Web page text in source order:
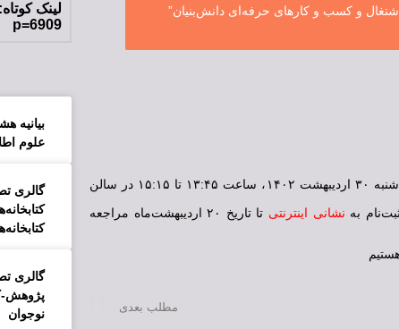
و کسب و کارهای حرفه‌ای دانش‌بنیان”
نشست کتابخانه‌های پزشکی کنگره هفتم متخصصان علوم اطلاعات، در روز شنبه ۳۰ اردیبهشت ۱۴۰۲، ساعت ۱۳:۴۵ تا ۱۵:۱۵ در سالن
به نشانی اینترنتی
تا تاریخ ۲۰ اردیبهشت‌ماه مراجعه
مطلب بعدی
p=6909
بیانیه
علوم
گالری
گالری
پژوهش-
نوجوان